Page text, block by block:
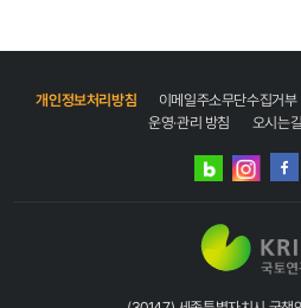
개인정보처리방침 이메일주소무단수집거부
운영·관리 방침
오시는길
네이버
인스